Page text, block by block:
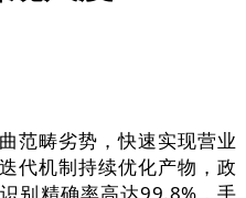
畴劣势，快速实现营业
代机制持续优化产物，政